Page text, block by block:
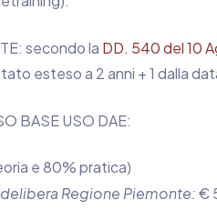
secondo la DD. 540 del 10
esteso a 2 anni + 1 dalla
BASE USO DAE:
e 80% pratica)
Regione Piemonte:€